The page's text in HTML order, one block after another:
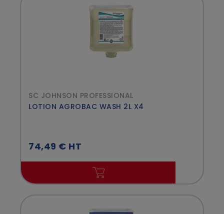
SC JOHNSON PROFESSIONAL
LOTION AGROBAC WASH 2L X4
74,49 € HT